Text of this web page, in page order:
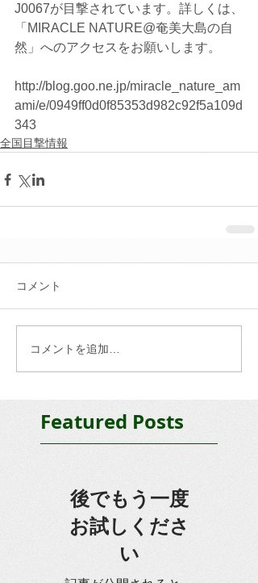
J0067が目撃されています。詳しくは、
「MIRACLE NATURE@奄美大島の自
然」へのアクセスをお願いします。
http://blog.goo.ne.jp/miracle_nature_am
ami/e/0949ff0d0f85353d982c92f5a109d
343
全国目撃情報
コメント
コメントを追加…
Featured Posts
後でもう一度
お試しくださ
い